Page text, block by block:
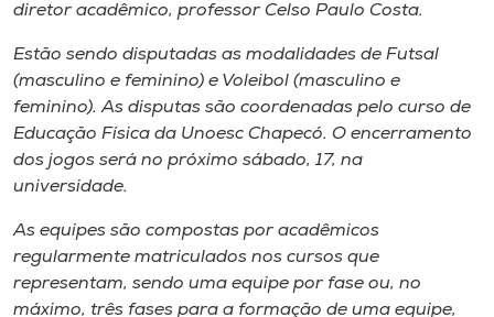
o idioma
A+
A-
diretor acadêmico, professor Celso Paulo Costa.
Estão sendo disputadas as modalidades de Futsal
(masculino e feminino) e Voleibol (masculino e
feminino). As disputas são coordenadas pelo curso de
Educação Física da Unoesc Chapecó. O encerramento
dos jogos será no próximo sábado, 17, na
universidade.
As equipes são compostas por acadêmicos
regularmente matriculados nos cursos que
representam, sendo uma equipe por fase ou, no
máximo, três fases para a formação de uma equipe,